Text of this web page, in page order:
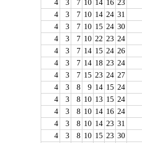
4
3 7 10 14 16 23
4
3 7 10 14 24 31
4
3 7 10 15 24 30
4
3 7 10 22 23 24
4
3 7 14 15 24 26
4
3 7 14 18 23 24
4
3 7 15 23 24 27
4
3 8 9 14 15 24
4
3 8 10 13 15 24
4
3 8 10 14 16 24
4
3 8 10 14 23 31
4
3 8 10 15 23 30